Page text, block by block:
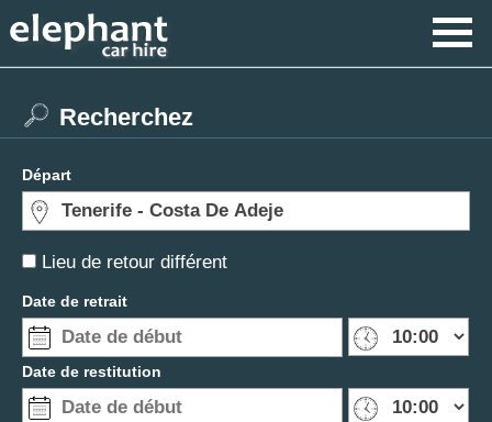
Lieu de retour différent
Recherchez
Départ
Date de retrait
Date de restitution